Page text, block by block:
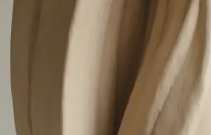
um Ihre Grafik zu erstellen.